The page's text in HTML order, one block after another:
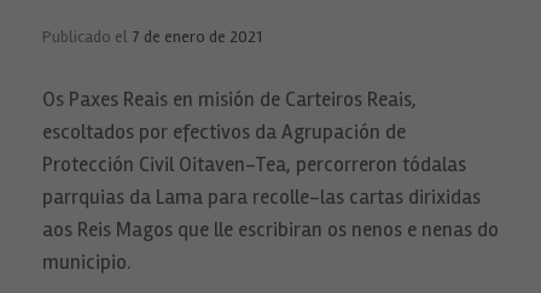
Publicado el 7 de enero de 2021
Os Paxes Reais en misión de Carteiros Reais,
escoltados por efectivos da Agrupación de
Protección Civil Oitaven-Tea, percorreron tódalas
parrquias da Lama para recolle-las cartas dirixidas
aos Reis Magos que lle escribiran os nenos e nenas do
municipio.